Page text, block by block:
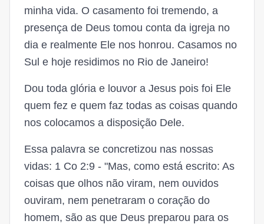
minha vida. O casamento foi tremendo, a
presença de Deus tomou conta da igreja no
dia e realmente Ele nos honrou. Casamos no
Sul e hoje residimos no Rio de Janeiro!
Dou toda glória e louvor a Jesus pois foi Ele
quem fez e quem faz todas as coisas quando
nos colocamos a disposição Dele.
Essa palavra se concretizou nas nossas
vidas: 1 Co 2:9 - "Mas, como está escrito: As
coisas que olhos não viram, nem ouvidos
ouviram, nem penetraram o coração do
homem, são as que Deus preparou para os